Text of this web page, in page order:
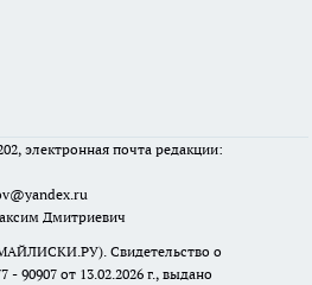
электронная почта редакции:
Дмитриевич
Свидетельство о
от 13.02.2026 г., выдано